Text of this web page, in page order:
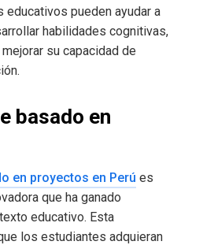
pueden ayudar a
habilidades cognitivas,
su capacidad de
basado en
en proyectos en Perú es
que ha ganado
educativo. Esta
los estudiantes adquieran